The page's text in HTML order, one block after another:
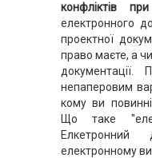
конфліктів
електронного
проектної
право маєте, а
непаперовим
кому ви
Що таке
електронному